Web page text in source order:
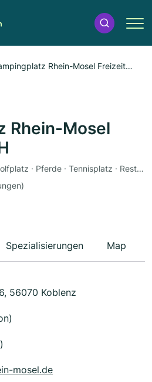
Rhein-Mosel Freizeit
Rhein-Mosel
Campingplatz · Minigolf · Golfplatz · Pferde · Tennisplatz · Restaurant · Sauna · Bootsverleih · Fahrradverleih · Zeltplatz · Wohnmobile
Spezialisierungen Map
56070 Koblenz
mosel.de